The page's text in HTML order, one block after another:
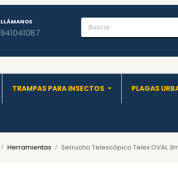
LLÁMANOS
941041087
TRAMPAS PARA INSECTOS PLAGAS
Herramientas Serrucho Telescópico Telex OVAL